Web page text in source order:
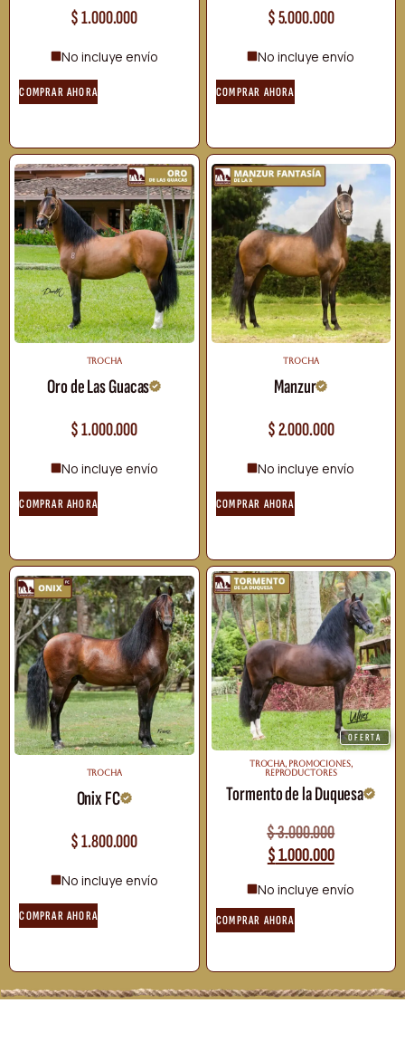
$1.000.000
No incluye envío
COMPRAR AHORA
$5.000.000
No incluye envío
COMPRAR AHORA
TROCHA
Oro de Las Guacas
$1.000.000
No incluye envío
COMPRAR AHORA
TROCHA
Manzur
$2.000.000
No incluye envío
COMPRAR AHORA
TROCHA
Onix FC
$1.800.000
No incluye envío
COMPRAR AHORA
OFERTA
TROCHA, PROMOCIONES,
REPRODUCTORES
Tormento de la Duquesa
$3.000.000
$1.000.000
No incluye envío
COMPRAR AHORA